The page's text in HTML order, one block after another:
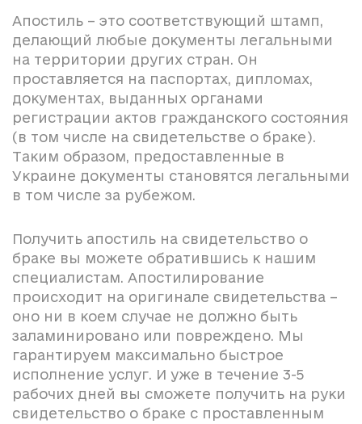
Апостиль – это соответствующий штамп,
делающий любые документы легальными
на территории других стран. Он
проставляется на паспортах, дипломах,
документах, выданных органами
регистрации актов гражданского состояния
(в том числе на свидетельстве о браке).
Таким образом, предоставленные в
Украине документы становятся легальными
в том числе за рубежом.
Получить апостиль на свидетельство о
браке вы можете обратившись к нашим
специалистам. Апостилирование
происходит на оригинале свидетельства –
оно ни в коем случае не должно быть
заламинировано или повреждено. Мы
гарантируем максимально быстрое
исполнение услуг. И уже в течение 3-5
рабочих дней вы сможете получить на руки
свидетельство о браке с проставленным